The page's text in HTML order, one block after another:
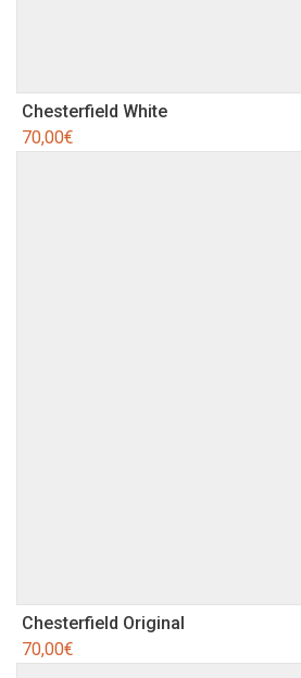
Chesterfield White
70,00€
Chesterfield Original
70,00€